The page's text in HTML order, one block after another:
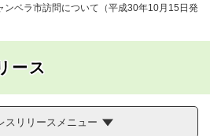
ンベラ市訪問について（平成30年10月15日発
ース
スリリースメニュー